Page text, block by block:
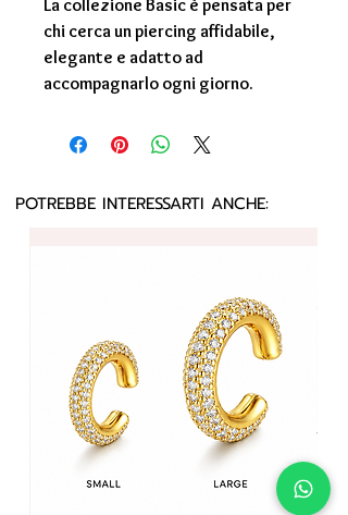
La collezione Basic è pensata per
chi cerca un piercing affidabile,
elegante e adatto ad
accompagnarlo ogni giorno.
POTREBBE INTERESSARTI ANCHE: